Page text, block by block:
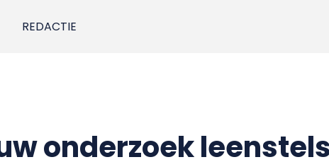
REDACTIE
onderzoek